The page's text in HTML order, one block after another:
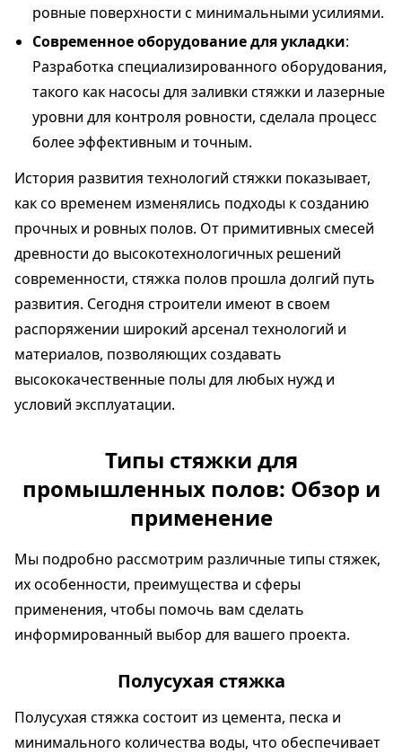
ровные поверхности с минимальными усилиями.
Современное оборудование для укладки:
Разработка специализированного оборудования,
такого как насосы для заливки стяжки и лазерные
уровни для контроля ровности, сделала процесс
более эффективным и точным.
История развития технологий стяжки показывает,
как со временем изменялись подходы к созданию
прочных и ровных полов. От примитивных смесей
древности до высокотехнологичных решений
современности, стяжка полов прошла долгий путь
развития. Сегодня строители имеют в своем
распоряжении широкий арсенал технологий и
материалов, позволяющих создавать
высококачественные полы для любых нужд и
условий эксплуатации.
Типы стяжки для
промышленных полов: Обзор и
применение
Мы подробно рассмотрим различные типы стяжек,
их особенности, преимущества и сферы
применения, чтобы помочь вам сделать
информированный выбор для вашего проекта.
Полусухая стяжка
Полусухая стяжка состоит из цемента, песка и
минимального количества воды, что обеспечивает